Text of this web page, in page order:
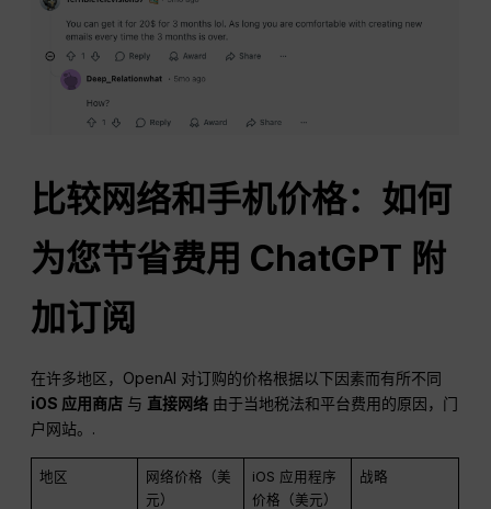
比较网络和手机价格：如何
为您节省费用 ChatGPT 附
加订阅
在许多地区，OpenAI 对订购的价格根据以下因素而有所不同
iOS 应用商店 与 直接网络 由于当地税法和平台费用的原因，门
户网站。.
地区
网络价格（美
元）
iOS 应用程序
价格（美元）
战略